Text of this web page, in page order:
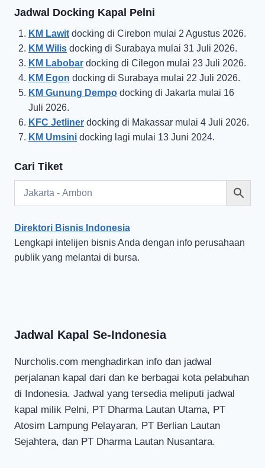
Jadwal Docking Kapal Pelni
KM Lawit docking di Cirebon mulai 2 Agustus 2026.
KM Wilis docking di Surabaya mulai 31 Juli 2026.
KM Labobar docking di Cilegon mulai 23 Juli 2026.
KM Egon docking di Surabaya mulai 22 Juli 2026.
KM Gunung Dempo docking di Jakarta mulai 16
Juli 2026.
KFC Jetliner docking di Makassar mulai 4 Juli 2026.
KM Umsini docking lagi mulai 13 Juni 2024.
Cari Tiket
Direktori Bisnis Indonesia
Lengkapi intelijen bisnis Anda dengan info perusahaan
publik yang melantai di bursa.
Jadwal Kapal Se-Indonesia
Nurcholis.com menghadirkan info dan jadwal
perjalanan kapal dari dan ke berbagai kota pelabuhan
di Indonesia. Jadwal yang tersedia meliputi jadwal
kapal milik Pelni, PT Dharma Lautan Utama, PT
Atosim Lampung Pelayaran, PT Berlian Lautan
Sejahtera, dan PT Dharma Lautan Nusantara.